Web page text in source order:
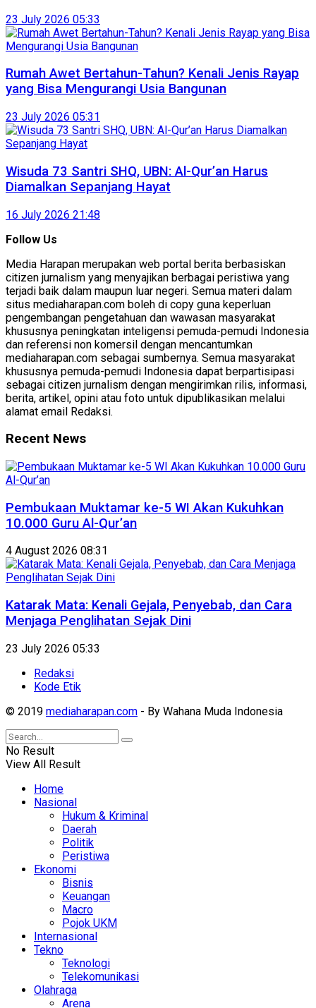
23 July 2026 05:33
Rumah Awet Bertahun-Tahun? Kenali Jenis Rayap
yang Bisa Mengurangi Usia Bangunan
23 July 2026 05:31
Wisuda 73 Santri SHQ, UBN: Al-Qur’an Harus
Diamalkan Sepanjang Hayat
16 July 2026 21:48
Follow Us
Media Harapan merupakan web portal berita berbasiskan
citizen jurnalism yang menyajikan berbagai peristiwa yang
terjadi baik dalam maupun luar negeri. Semua materi dalam
situs mediaharapan.com boleh di copy guna keperluan
pengembangan pengetahuan dan wawasan masyarakat
khususnya peningkatan inteligensi pemuda-pemudi Indonesia
dan referensi non komersil dengan mencantumkan
mediaharapan.com sebagai sumbernya. Semua masyarakat
khususnya pemuda-pemudi Indonesia dapat berpartisipasi
sebagai citizen jurnalism dengan mengirimkan rilis, informasi,
berita, artikel, opini atau foto untuk dipublikasikan melalui
alamat email Redaksi.
Recent News
Pembukaan Muktamar ke-5 WI Akan Kukuhkan
10.000 Guru Al-Qur’an
4 August 2026 08:31
Katarak Mata: Kenali Gejala, Penyebab, dan Cara
Menjaga Penglihatan Sejak Dini
23 July 2026 05:33
Redaksi
Kode Etik
© 2019 mediaharapan.com - By Wahana Muda Indonesia
No Result
View All Result
Home
Nasional
Hukum & Kriminal
Daerah
Politik
Peristiwa
Ekonomi
Bisnis
Keuangan
Macro
Pojok UKM
Internasional
Tekno
Teknologi
Telekomunikasi
Olahraga
Arena